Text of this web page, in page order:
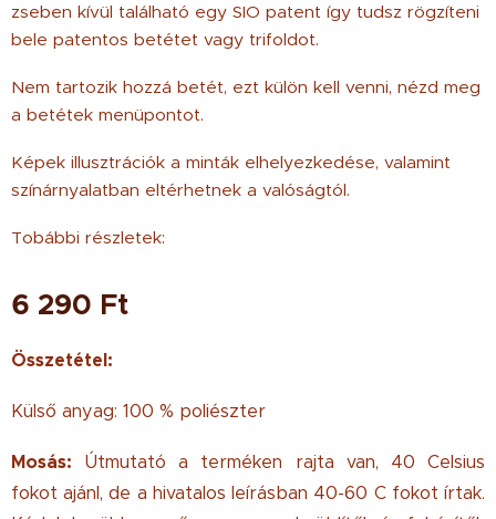
zseben kívül található egy SIO patent így tudsz rögzíteni
bele patentos betétet vagy trifoldot.
Nem tartozik hozzá betét, ezt külön kell venni, nézd meg
a betétek menüpontot.
Képek illusztrációk a minták elhelyezkedése, valamint
színárnyalatban eltérhetnek a valóságtól.
Tobábbi részletek:
6 290 Ft
Összetétel:
Külső anyag: 100 % poliészter
Mosás: Útmutató a terméken rajta van, 40 Celsius
fokot ajánl, de a hivatalos leírásban 40-60 C fokot írtak.